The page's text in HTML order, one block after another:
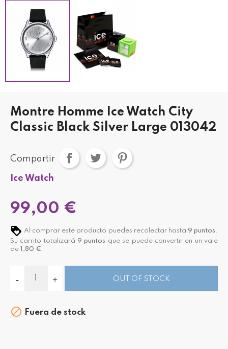
Montre Homme Ice Watch City
Classic Black Silver Large 013042
Compartir
Ice Watch
99,00 €
Al comprar este producto puedes recolectar hasta 9 puntos .
Su carrito totalizará 9 puntos que se puede convertir en un vale
de 1,80 € .
OUT OF STOCK
 Fuera de stock